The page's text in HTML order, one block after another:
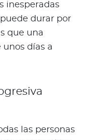
inesperadas
durar por
que una
días a
las personas